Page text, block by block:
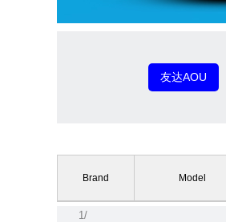
友达AOU
Brand Model
1/